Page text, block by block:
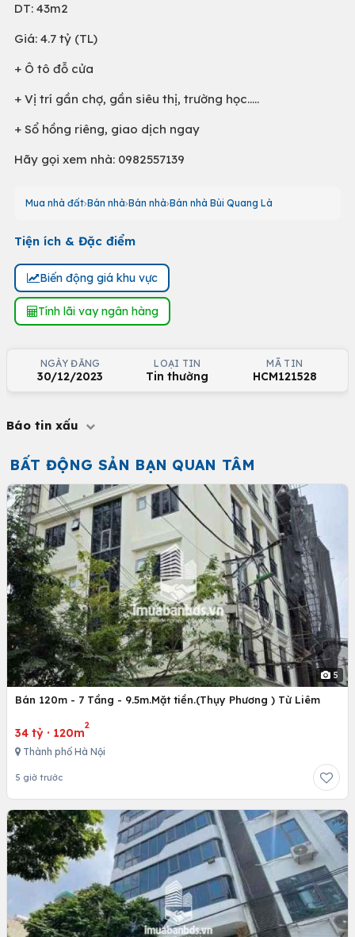
DT: 43m2
Giá: 4.7 tỷ (TL)
+ Ô tô đỗ cửa
+ Vị trí gần chợ, gần siêu thị, trường học.....
+ Sổ hồng riêng, giao dịch ngay
Hãy gọi xem nhà: 0982557139
Mua nhà đất Bán nhà Bán nhà Bán nhà Bùi Quang Là
Tiện ích & Đặc điểm
Biến động giá khu vực
Tính lãi vay ngân hàng
NGÀY ĐĂNG
30/12/2023
LOẠI TIN
Tin thường
MÃ TIN
HCM121528
Báo tin xấu
BẤT ĐỘNG SẢN BẠN QUAN TÂM
5
Bán 120m - 7 Tầng - 9.5m.Mặt tiền.(Thụy Phương ) Từ Liêm
34 tỷ · 120m
2
Thành phố Hà Nội
5 giờ trước